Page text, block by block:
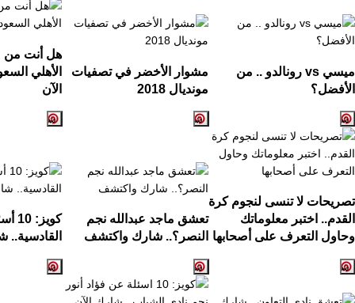
ميسي vs رونالدو .. من
الأفضل؟
مشوار الأخضر في تصفيات
مونديال 2018
هل أنت من
الأهلي
الآن
تصريحات لا تنسى لنجوم كرة
القدم.. اختبر معلوماتك
وحاول التعرف على أصحابها
تعشق ماجد عبدالله نجم
النصر؟.. شارك واكتشف
كويز: 10
القادسية..